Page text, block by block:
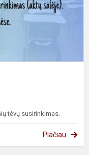
tėvų susirinkimas.
Plačiau